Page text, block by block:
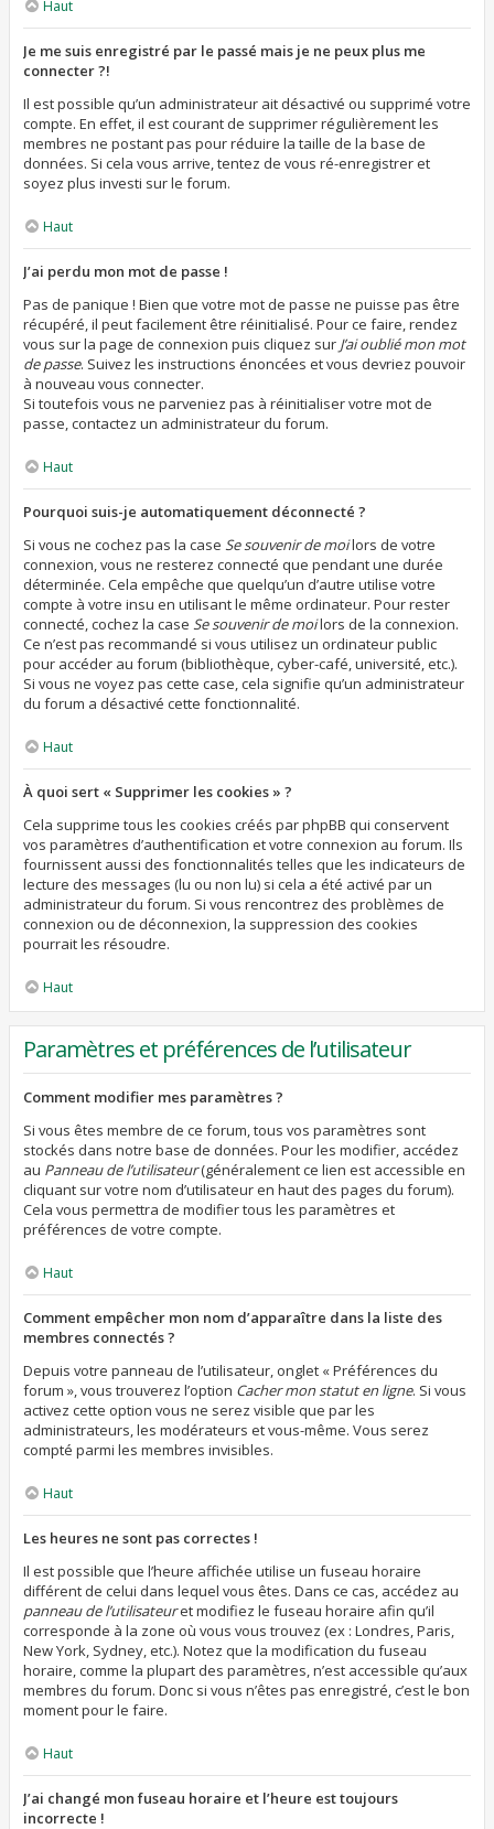
Haut
Je me suis enregistré par le passé mais je ne peux plus me
connecter ?!
Il est possible qu’un administrateur ait désactivé ou supprimé votre
compte. En effet, il est courant de supprimer régulièrement les
membres ne postant pas pour réduire la taille de la base de
données. Si cela vous arrive, tentez de vous ré-enregistrer et
soyez plus investi sur le forum.
Haut
J’ai perdu mon mot de passe !
Pas de panique ! Bien que votre mot de passe ne puisse pas être
récupéré, il peut facilement être réinitialisé. Pour ce faire, rendez
vous sur la page de connexion puis cliquez sur J’ai oublié mon mot
de passe. Suivez les instructions énoncées et vous devriez pouvoir
à nouveau vous connecter.
Si toutefois vous ne parveniez pas à réinitialiser votre mot de
passe, contactez un administrateur du forum.
Haut
Pourquoi suis-je automatiquement déconnecté ?
Si vous ne cochez pas la case Se souvenir de moilors de votre
connexion, vous ne resterez connecté que pendant une durée
déterminée. Cela empêche que quelqu’un d’autre utilise votre
compte à votre insu en utilisant le même ordinateur. Pour rester
connecté, cochez la case Se souvenir de moilors de la connexion.
Ce n’est pas recommandé si vous utilisez un ordinateur public
pour accéder au forum (bibliothèque, cyber-café, université, etc.).
Si vous ne voyez pas cette case, cela signifie qu’un administrateur
du forum a désactivé cette fonctionnalité.
Haut
À quoi sert « Supprimer les cookies » ?
Cela supprime tous les cookies créés par phpBB qui conservent
vos paramètres d’authentification et votre connexion au forum. Ils
fournissent aussi des fonctionnalités telles que les indicateurs de
lecture des messages (lu ou non lu) si cela a été activé par un
administrateur du forum. Si vous rencontrez des problèmes de
connexion ou de déconnexion, la suppression des cookies
pourrait les résoudre.
Haut
Paramètres et préférences de l’utilisateur
Comment modifier mes paramètres ?
Si vous êtes membre de ce forum, tous vos paramètres sont
stockés dans notre base de données. Pour les modifier, accédez
au Panneau de l’utilisateur(généralement ce lien est accessible en
cliquant sur votre nom d’utilisateur en haut des pages du forum).
Cela vous permettra de modifier tous les paramètres et
préférences de votre compte.
Haut
Comment empêcher mon nom d’apparaître dans la liste des
membres connectés ?
Depuis votre panneau de l’utilisateur, onglet « Préférences du
forum », vous trouverez l’option Cacher mon statut en ligne. Si vous
activez cette option vous ne serez visible que par les
administrateurs, les modérateurs et vous-même. Vous serez
compté parmi les membres invisibles.
Haut
Les heures ne sont pas correctes !
Il est possible que l’heure affichée utilise un fuseau horaire
différent de celui dans lequel vous êtes. Dans ce cas, accédez au
panneau de l’utilisateuret modifiez le fuseau horaire afin qu’il
corresponde à la zone où vous vous trouvez (ex : Londres, Paris,
New York, Sydney, etc.). Notez que la modification du fuseau
horaire, comme la plupart des paramètres, n’est accessible qu’aux
membres du forum. Donc si vous n’êtes pas enregistré, c’est le bon
moment pour le faire.
Haut
J’ai changé mon fuseau horaire et l’heure est toujours
incorrecte !